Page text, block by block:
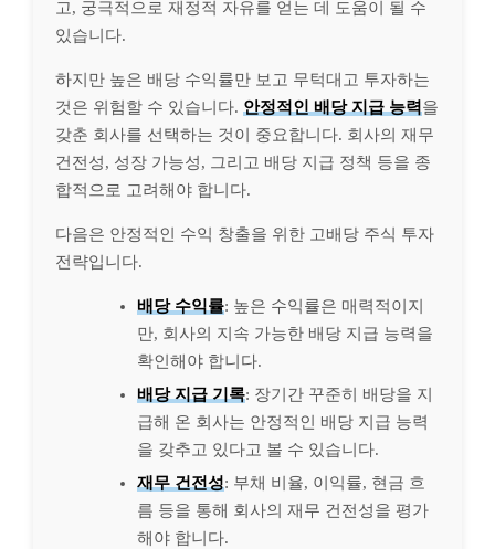
고, 궁극적으로 재정적 자유를 얻는 데 도움이 될 수
있습니다.
하지만 높은 배당 수익률만 보고 무턱대고 투자하는
것은 위험할 수 있습니다. 안정적인 배당 지급 능력을
갖춘 회사를 선택하는 것이 중요합니다. 회사의 재무
건전성, 성장 가능성, 그리고 배당 지급 정책 등을 종
합적으로 고려해야 합니다.
다음은 안정적인 수익 창출을 위한 고배당 주식 투자
전략입니다.
배당 수익률: 높은 수익률은 매력적이지
만, 회사의 지속 가능한 배당 지급 능력을
확인해야 합니다.
배당 지급 기록: 장기간 꾸준히 배당을 지
급해 온 회사는 안정적인 배당 지급 능력
을 갖추고 있다고 볼 수 있습니다.
재무 건전성: 부채 비율, 이익률, 현금 흐
름 등을 통해 회사의 재무 건전성을 평가
해야 합니다.